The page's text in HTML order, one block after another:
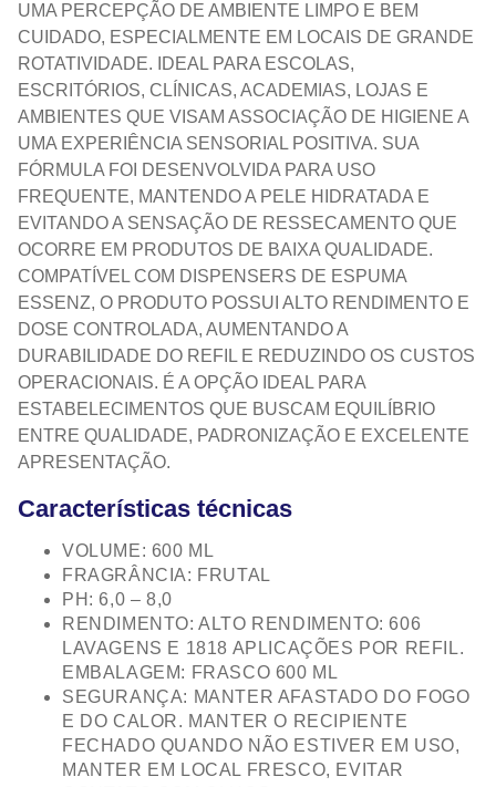
UMA PERCEPÇÃO DE AMBIENTE LIMPO E BEM
CUIDADO, ESPECIALMENTE EM LOCAIS DE GRANDE
ROTATIVIDADE. IDEAL PARA ESCOLAS,
ESCRITÓRIOS, CLÍNICAS, ACADEMIAS, LOJAS E
AMBIENTES QUE VISAM ASSOCIAÇÃO DE HIGIENE A
UMA EXPERIÊNCIA SENSORIAL POSITIVA. SUA
FÓRMULA FOI DESENVOLVIDA PARA USO
FREQUENTE, MANTENDO A PELE HIDRATADA E
EVITANDO A SENSAÇÃO DE RESSECAMENTO QUE
OCORRE EM PRODUTOS DE BAIXA QUALIDADE.
COMPATÍVEL COM DISPENSERS DE ESPUMA
ESSENZ, O PRODUTO POSSUI ALTO RENDIMENTO E
DOSE CONTROLADA, AUMENTANDO A
DURABILIDADE DO REFIL E REDUZINDO OS CUSTOS
OPERACIONAIS. É A OPÇÃO IDEAL PARA
ESTABELECIMENTOS QUE BUSCAM EQUILÍBRIO
ENTRE QUALIDADE, PADRONIZAÇÃO E EXCELENTE
APRESENTAÇÃO.
Características técnicas
VOLUME: 600 ML
FRAGRÂNCIA: FRUTAL
PH: 6,0 – 8,0
RENDIMENTO: ALTO RENDIMENTO: 606
LAVAGENS E 1818 APLICAÇÕES POR REFIL.
EMBALAGEM: FRASCO 600 ML
SEGURANÇA: MANTER AFASTADO DO FOGO
E DO CALOR. MANTER O RECIPIENTE
FECHADO QUANDO NÃO ESTIVER EM USO,
MANTER EM LOCAL FRESCO, EVITAR